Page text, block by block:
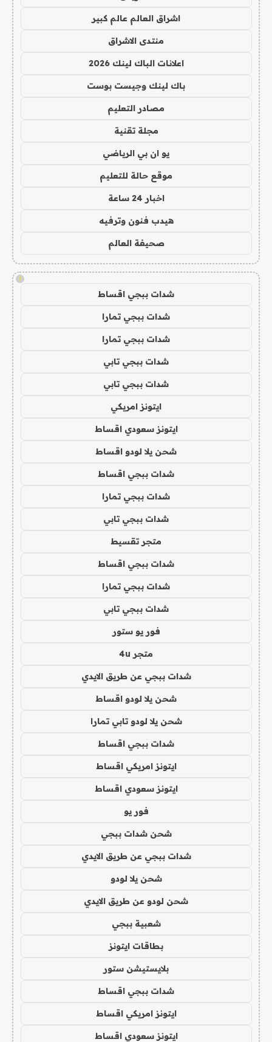
اشراق العالم عالم كبير
منتدى الاشراق
اعلانات الباك لينك 2026
باك لينك وجيست بوست
مصادر التعليم
مجلة تقنية
يو ان بي الرياضي
موقع حالة للتعليم
اخبار 24 ساعة
هيدب فنون وترفيه
صحيفة العالم
!
شدات ببجي اقساط
شدات ببجي تمارا
شدات ببجي تمارا
شدات ببجي تابي
شدات ببجي تابي
ايتونز امريكي
ايتونز سعودي اقساط
شحن يلا لودو اقساط
شدات ببجي اقساط
شدات ببجي تمارا
شدات ببجي تابي
متجر تقسيط
شدات ببجي اقساط
شدات ببجي تمارا
شدات ببجي تابي
فور يو ستور
متجر 4u
شدات ببجي عن طريق الايدي
شحن يلا لودو اقساط
شحن يلا لودو تابي تمارا
شدات ببجي اقساط
ايتونز امريكي اقساط
ايتونز سعودي اقساط
فور يو
شحن شدات ببجي
شدات ببجي عن طريق الايدي
شحن يلا لودو
شحن لودو عن طريق الايدي
شعبية ببجي
بطاقات ايتونز
بلايستيشن ستور
شدات ببجي اقساط
ايتونز امريكي اقساط
ايتونز سعودي اقساط